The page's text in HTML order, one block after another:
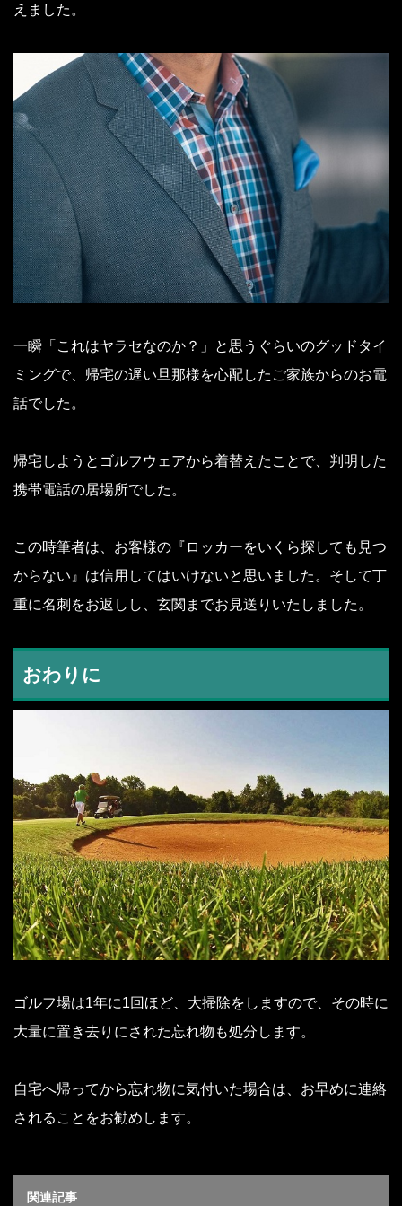
えました。
一瞬「これはヤラセなのか？」と思うぐらいのグッドタイ
ミングで、帰宅の遅い旦那様を心配したご家族からのお電
話でした。
帰宅しようとゴルフウェアから着替えたことで、判明した
携帯電話の居場所でした。
この時筆者は、お客様の『ロッカーをいくら探しても見つ
からない』は信用してはいけないと思いました。そして丁
重に名刺をお返しし、玄関までお見送りいたしました。
おわりに
ゴルフ場は1年に1回ほど、大掃除をしますので、その時に
大量に置き去りにされた忘れ物も処分します。
自宅へ帰ってから忘れ物に気付いた場合は、お早めに連絡
されることをお勧めします。
関連記事